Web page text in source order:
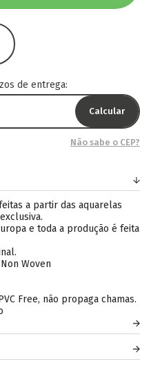
de entrega:
Calcular
Não sabe o CEP?
a partir das aquarelas
e toda a produção é feita
Woven
Free, não propaga chamas.